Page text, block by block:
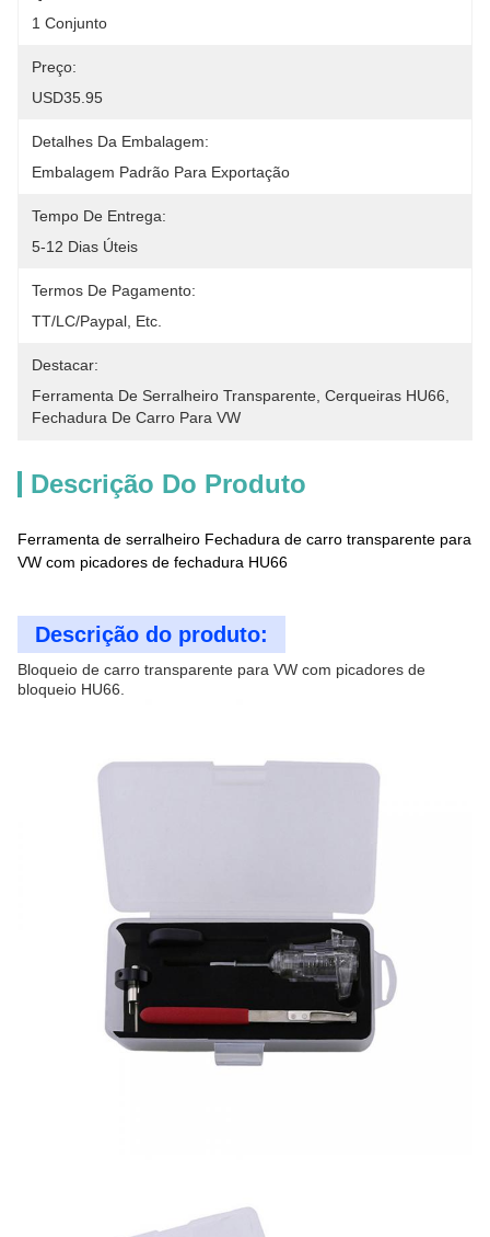
1 Conjunto
Preço:
USD35.95
Detalhes Da Embalagem:
Embalagem Padrão Para Exportação
Tempo De Entrega:
5-12 Dias Úteis
Termos De Pagamento:
TT/LC/paypal, Etc.
Destacar:
Ferramenta De Serralheiro Transparente Cerqueiras HU66
Fechadura De Carro Para VW
Descrição Do Produto
Ferramenta de serralheiro Fechadura de carro transparente para
VW com picadores de fechadura HU66
Descrição do produto:
Bloqueio de carro transparente para VW com picadores de
bloqueio HU66.